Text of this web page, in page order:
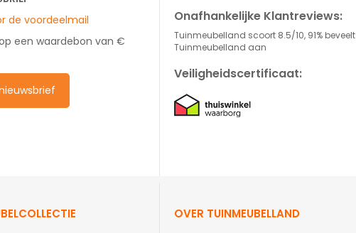
de voordeelmail
een waardebon van €
Onafhankelijke Klantreviews:
Tuinmeubelland scoort 8.5/10, 91% beveelt
Tuinmeubelland aan
Veiligheidscertificaat:
OVER TUINMEUBELLAND